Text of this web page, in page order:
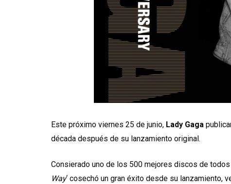
Este próximo viernes 25 de junio, Lady Gaga
década después de su lanzamiento original.
Consierado uno de los 500 mejores discos de
Way‘ cosechó un gran éxito desde su lanzamiento,